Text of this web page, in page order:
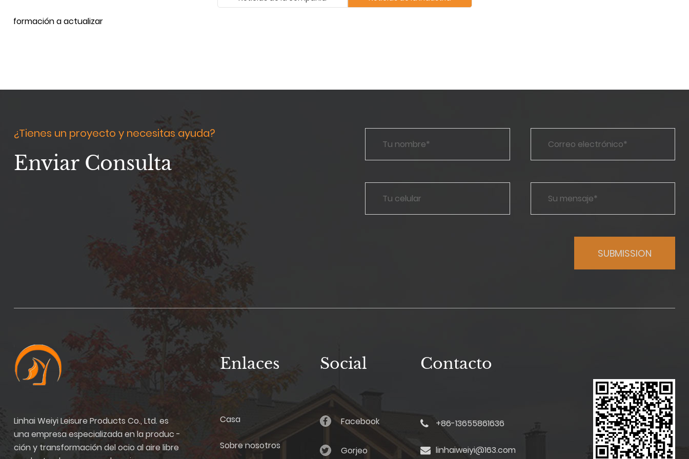
información a actualizar
¿Tienes un proyecto y necesitas ayuda?
Enviar Consulta
Linhai Weiyi Leisure Products Co., Ltd. es
una empresa especializada en la produc -
ción y transformación del ocio al aire libre
Enlaces
Casa
Sobre nosotros
Social
Facebook
Gorjeo
Contacto
+86-13655861636
linhaiweiyi@163.com